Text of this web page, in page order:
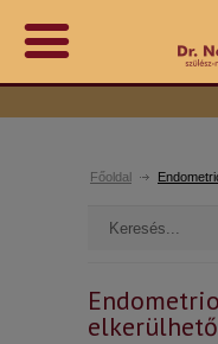
Főoldal